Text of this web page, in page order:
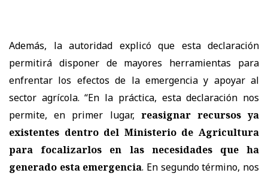
Además, la autoridad explicó que esta declaración
permitirá disponer de mayores herramientas para
enfrentar los efectos de la emergencia y apoyar al
sector agrícola. “En la práctica, esta declaración nos
permite, en primer lugar, reasignar recursos ya
existentes dentro del Ministerio de Agricultura
para focalizarlos en las necesidades que ha
generado esta emergencia. En segundo término, nos